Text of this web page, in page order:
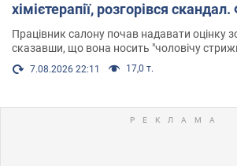
хімієтерапії, розгорівся
Працівник салону почав надавати оцінку
сказавши, що вона носить "чоловічу
7.08.2026 22:11 17,0 т.